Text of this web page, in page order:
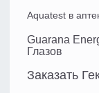
Aquatest в
Guarana
Глазов
Заказать